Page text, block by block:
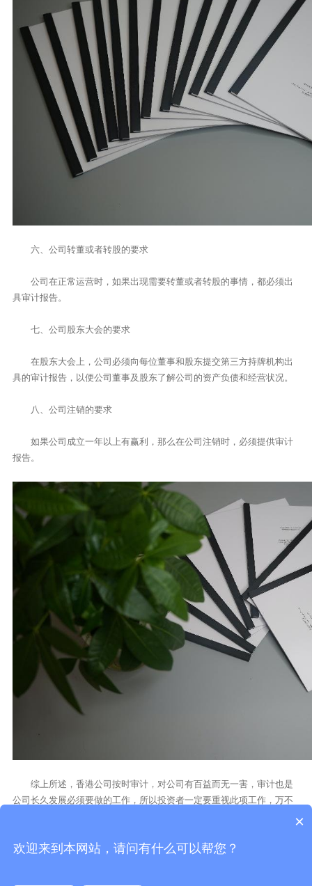
六、公司转董或者转股的要求
公司在正常运营时，如果出现需要转董或者转股的事情，都必须出
具审计报告。
七、公司股东大会的要求
在股东大会上，公司必须向每位董事和股东提交第三方持牌机构出
具的审计报告，以便公司董事及股东了解公司的资产负债和经营状况。
八、公司注销的要求
如果公司成立一年以上有赢利，那么在公司注销时，必须提供审计
报告。
综上所述，香港公司按时审计，对公司有百益而无一害，审计也是
公司长久发展必须要做的工作，所以投资者一定要重视此项工作，万不
×
欢迎来到本网站，请问有什么可以帮您？